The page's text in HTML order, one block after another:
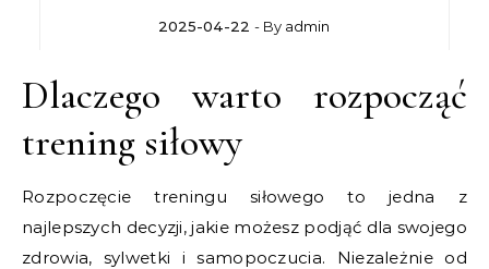
2025-04-22 - By admin
Dlaczego warto rozpocząć
trening siłowy
Rozpoczęcie treningu siłowego to jedna z
najlepszych decyzji, jakie możesz podjąć dla swojego
zdrowia, sylwetki i samopoczucia. Niezależnie od